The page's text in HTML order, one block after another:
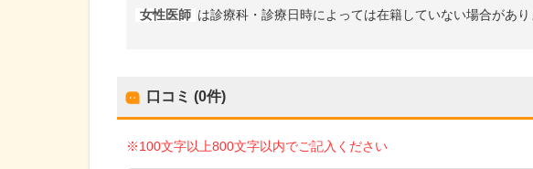
女性医師 は診療科・診療日時によっては在籍していない場合があり
口コミ (0件)
※100文字以上800文字以内でご記入ください